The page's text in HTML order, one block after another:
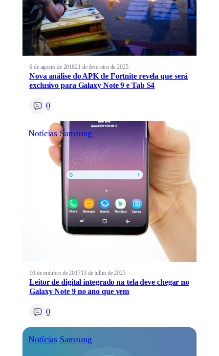
6 de agosto de 201821 de fevereiro de 2025
Nova análise do APK de Fortnite revela que será
exclusivo para Galaxy Note 9 e Tab S4
0
Notícias Samsung
10 de outubro de 201713 de julho de 2023
Leitor de digital integrado na tela deve chegar no
Galaxy Note 9 no ano que vem
0
Notícias Samsung